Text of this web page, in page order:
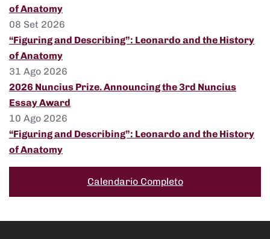
of Anatomy
08 Set 2026
“Figuring and Describing”: Leonardo and the History
of Anatomy
31 Ago 2026
2026 Nuncius Prize. Announcing the 3rd Nuncius
Essay Award
10 Ago 2026
“Figuring and Describing”: Leonardo and the History
of Anatomy
Calendario Completo